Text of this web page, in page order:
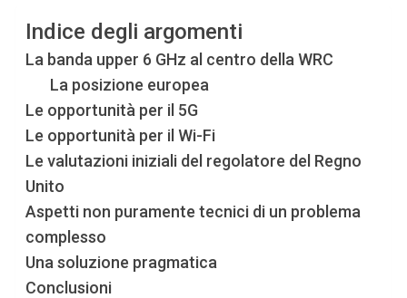
Indice degli argomenti
La banda upper 6 GHz al centro della WRC
La posizione europea
Le opportunità per il 5G
Le opportunità per il Wi-Fi
Le valutazioni iniziali del regolatore del Regno
Unito
Aspetti non puramente tecnici di un problema
complesso
Una soluzione pragmatica
Conclusioni